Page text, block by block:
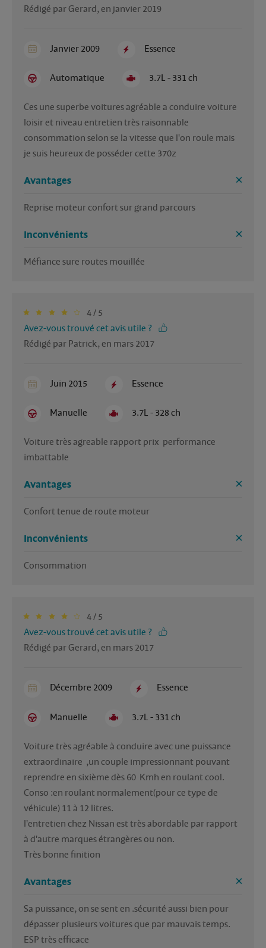
Rédigé par Gerard, en janvier 2019
Janvier 2009 Essence
Automatique 3.7L - 331 ch
Ces une superbe voitures agréable a conduire voiture
loisir et niveau entretien très raisonnable
consommation selon se la vitesse que l'on roule mais
je suis heureux de posséder cette 370z
Avantages
Reprise moteur confort sur grand parcours
Inconvénients
Méfiance sure routes mouillée
4 / 5
Avez-vous trouvé cet avis utile ?
Rédigé par Patrick, en mars 2017
Juin 2015 Essence
Manuelle 3.7L - 328 ch
Voiture très agreable rapport prix  performance
imbattable
Avantages
Confort tenue de route moteur
Inconvénients
Consommation
4 / 5
Avez-vous trouvé cet avis utile ?
Rédigé par Gerard, en mars 2017
Décembre 2009 Essence
Manuelle 3.7L - 331 ch
Voiture très agréable à conduire avec une puissance
extraordinaire  ,un couple impressionnant pouvant
reprendre en sixième dès 60  Kmh en roulant cool.
Conso :en roulant normalement(pour ce type de
véhicule) 11 à 12 litres.
l'entretien chez Nissan est très abordable par rapport
à d'autre marques étrangères ou non.
Très bonne finition
Avantages
Sa puissance, on se sent en .sécurité aussi bien pour
dépasser plusieurs voitures que par mauvais temps.
ESP très efficace